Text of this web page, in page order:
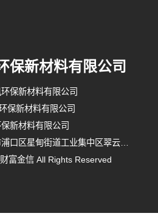
保新材料有限公司
保新材料有限公司
保新材料有限公司
新材料有限公司
公司地址：江苏省南京市浦口区星甸街道工业集中区翠云南路8号
富金信 All Rights Reserved